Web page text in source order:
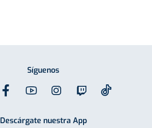
Síguenos
Descárgate nuestra App